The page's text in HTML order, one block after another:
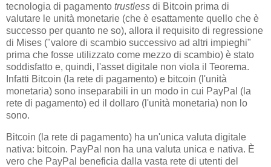
tecnologia di pagamento trustless di Bitcoin prima di
valutare le unità monetarie (che è esattamente quello che è
successo per quanto ne so), allora il requisito di regressione
di Mises ("valore di scambio successivo ad altri impieghi"
prima che fosse utilizzato come mezzo di scambio) è stato
soddisfatto e, quindi, l'asset digitale non viola il Teorema.
Infatti Bitcoin (la rete di pagamento) e bitcoin (l'unità
monetaria) sono inseparabili in un modo in cui PayPal (la
rete di pagamento) ed il dollaro (l'unità monetaria) non lo
sono.
Bitcoin (la rete di pagamento) ha un'unica valuta digitale
nativa: bitcoin. PayPal non ha una valuta unica e nativa. È
vero che PayPal beneficia dalla vasta rete di utenti del